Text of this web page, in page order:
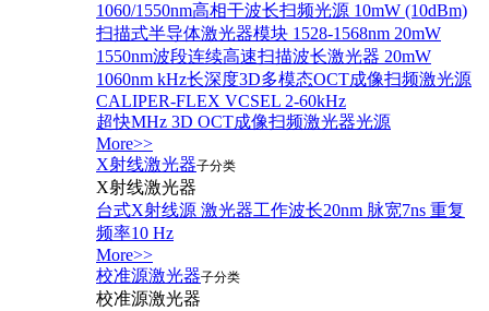
1060/1550nm高相干波长扫频光源 10mW (10dBm)
扫描式半导体激光器模块 1528-1568nm 20mW
1550nm波段连续高速扫描波长激光器 20mW
1060nm kHz长深度3D多模态OCT成像扫频激光源
CALIPER-FLEX VCSEL 2-60kHz
超快MHz 3D OCT成像扫频激光器光源
More>>
X射线激光器子分类
X射线激光器
台式X射线源 激光器工作波长20nm 脉宽7ns 重复
频率10 Hz
More>>
校准源激光器子分类
校准源激光器